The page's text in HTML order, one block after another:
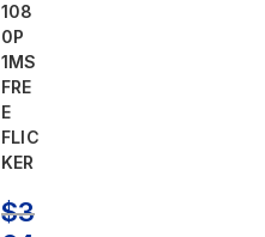
108
0P
1MS
FRE
E
FLIC
KER
$3